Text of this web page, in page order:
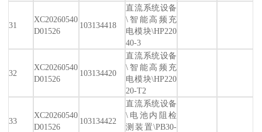
31
XC20260540
D01526
103134418
直流系统设备
\智能高频充
电模块\HP220
40-3
32
XC20260540
D01526
103134420
直流系统设备
\智能高频充
电模块\HP220
20-T2
33
XC20260540
D01526
103134422
直流系统设备
\电池内阻检
测装置\PB30-